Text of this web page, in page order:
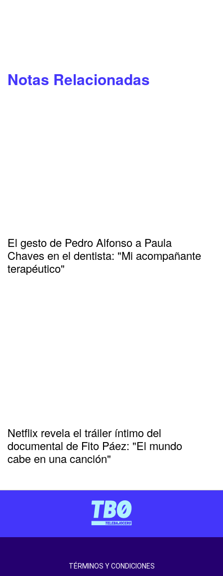
Notas Relacionadas
El gesto de Pedro Alfonso a Paula
Chaves en el dentista: "Mi acompañante
terapéutico"
Netflix revela el tráiler íntimo del
documental de Fito Páez: "El mundo
cabe en una canción"
TÉRMINOS Y CONDICIONES